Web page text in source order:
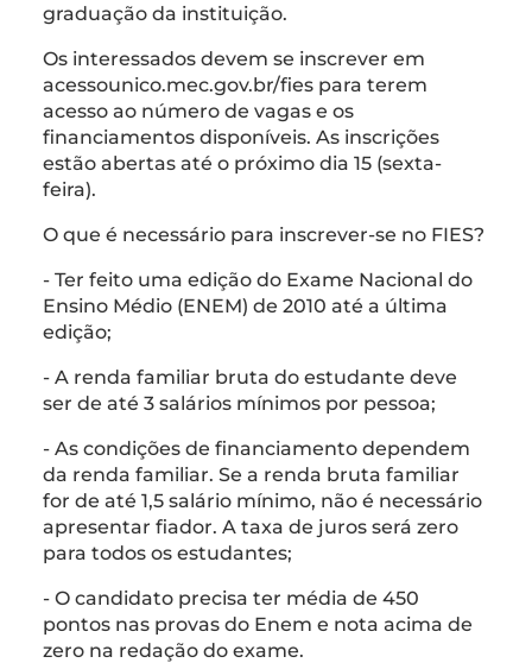
graduação da instituição.
Os interessados devem se inscrever em
acessounico.mec.gov.br/fies para terem
acesso ao número de vagas e os
financiamentos disponíveis. As inscrições
estão abertas até o próximo dia 15 (sexta-
feira).
O que é necessário para inscrever-se no FIES?
- Ter feito uma edição do Exame Nacional do
Ensino Médio (ENEM) de 2010 até a última
edição;
- A renda familiar bruta do estudante deve
ser de até 3 salários mínimos por pessoa;
- As condições de financiamento dependem
da renda familiar. Se a renda bruta familiar
for de até 1,5 salário mínimo, não é necessário
apresentar fiador. A taxa de juros será zero
para todos os estudantes;
- O candidato precisa ter média de 450
pontos nas provas do Enem e nota acima de
zero na redação do exame.